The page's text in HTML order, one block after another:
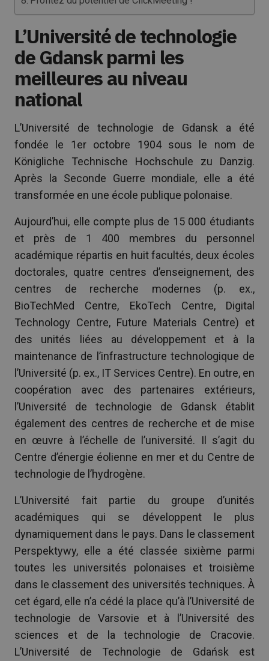
L’Université de technologie
de Gdansk parmi les
meilleures au niveau
national
L’Université de technologie de Gdansk a été
fondée le 1er octobre 1904 sous le nom de
Königliche Technische Hochschule zu Danzig.
Après la Seconde Guerre mondiale, elle a été
transformée en une école publique polonaise.
Aujourd’hui, elle compte plus de 15 000 étudiants
et près de 1 400 membres du personnel
académique répartis en huit facultés, deux écoles
doctorales, quatre centres d’enseignement, des
centres de recherche modernes (p. ex.,
BioTechMed Centre, EkoTech Centre, Digital
Technology Centre, Future Materials Centre) et
des unités liées au développement et à la
maintenance de l’infrastructure technologique de
l’Université (p. ex., IT Services Centre). En outre, en
coopération avec des partenaires extérieurs,
l’Université de technologie de Gdansk établit
également des centres de recherche et de mise
en œuvre à l’échelle de l’université. Il s’agit du
Centre d’énergie éolienne en mer et du Centre de
technologie de l’hydrogène.
L’Université fait partie du groupe d’unités
académiques qui se développent le plus
dynamiquement dans le pays. Dans le classement
Perspektywy, elle a été classée sixième parmi
toutes les universités polonaises et troisième
dans le classement des universités techniques. À
cet égard, elle n’a cédé la place qu’à l’Université de
technologie de Varsovie et à l’Université des
sciences et de la technologie de Cracovie.
L’Université de Technologie de Gdańsk est